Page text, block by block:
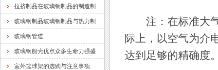
拉挤制品在玻璃钢制品的制造制
玻璃钢制品玻璃钢制品与热力制
玻璃钢管道
玻璃钢船壳优点众多生命力强盛
室外篮球架的选购与注意事项
注：在标准大气
际上，以空气为介
达到足够的精确度